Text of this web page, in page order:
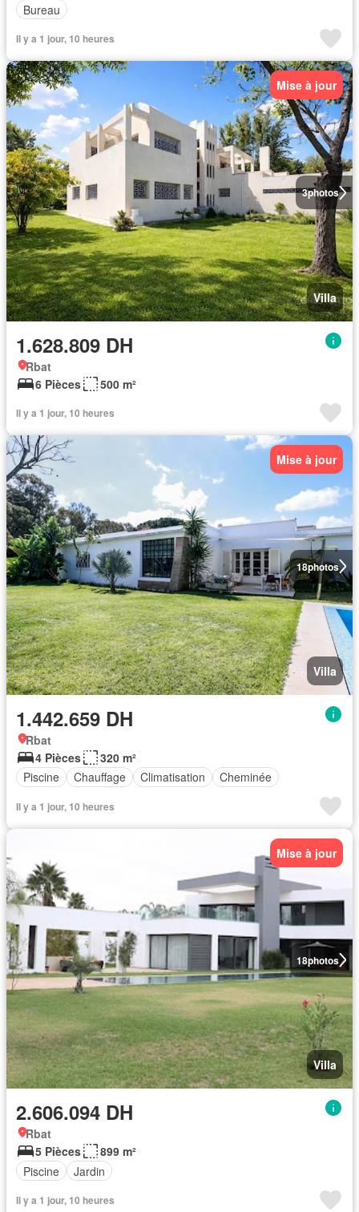
Bureau
Il y a 1 jour, 10 heures
3photos
Mise à jour
Villa
1.628.809 DH
Rbat
6 Pièces
500 m²
Il y a 1 jour, 10 heures
18photos
Mise à jour
Villa
1.442.659 DH
Rbat
4 Pièces
320 m²
Piscine
Chauffage Climatisation Cheminée
Il y a 1 jour, 10 heures
18photos
Mise à jour
Villa
2.606.094 DH
Rbat
5 Pièces
899 m²
Piscine
Jardin
Il y a 1 jour, 10 heures